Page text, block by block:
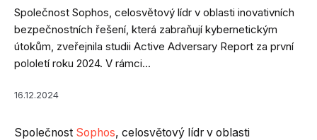
Společnost Sophos, celosvětový lídr v oblasti inovativních
bezpečnostních řešení, která zabraňují kybernetickým
útokům, zveřejnila studii Active Adversary Report za první
pololetí roku 2024. V rámci...
16.12.2024
Společnost Sophos, celosvětový lídr v oblasti